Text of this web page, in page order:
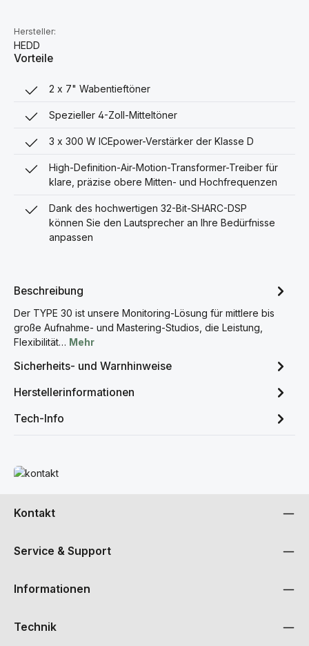
Hersteller:
HEDD
Vorteile
2 x 7" Wabentieftöner
Spezieller 4-Zoll-Mitteltöner
3 x 300 W ICEpower-Verstärker der Klasse D
High-Definition-Air-Motion-Transformer-Treiber für
klare, präzise obere Mitten- und Hochfrequenzen
Dank des hochwertigen 32-Bit-SHARC-DSP
können Sie den Lautsprecher an Ihre Bedürfnisse
anpassen
Beschreibung
Der TYPE 30 ist unsere Monitoring-Lösung für mittlere bis
große Aufnahme- und Mastering-Studios, die Leistung,
Flexibilität… Mehr
Sicherheits- und Warnhinweise
Herstellerinformationen
Tech-Info
Mehr erfahren
Kontakt
Service & Support
Informationen
Technik